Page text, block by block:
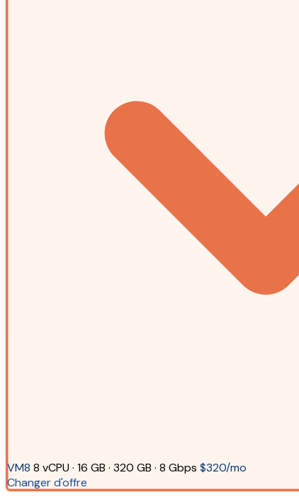
VM8 8 vCPU · 16 GB · 320 GB · 8 Gbps $320/mo
Changer d'offre